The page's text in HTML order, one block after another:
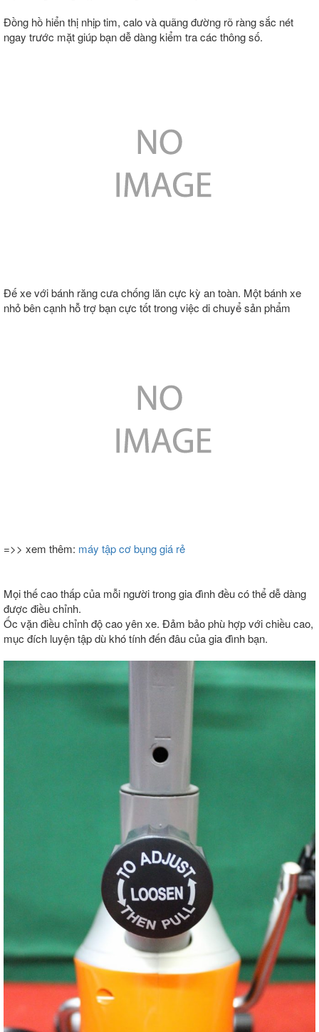
Đồng hồ hiển thị nhịp tim, calo và quãng đường rõ ràng sắc nét
ngay trước mặt giúp bạn dễ dàng kiểm tra các thông số.
Đế xe với bánh răng cưa chống lăn cực kỳ an toàn. Một bánh xe
nhỏ bên cạnh hỗ trợ bạn cực tốt trong việc di chuyể sản phẩm
=>> xem thêm: máy tập cơ bụng giá rẻ
Mọi thế cao thấp của mỗi người trong gia đình đều có thể dễ dàng
được điều chỉnh.
Ốc vặn điều chỉnh độ cao yên xe. Đảm bảo phù hợp với chiều cao,
mục đích luyện tập dù khó tính đến đâu của gia đình bạn.